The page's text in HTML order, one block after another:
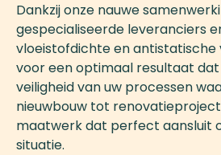
Dankzij onze nauwe
gespecialiseerde leveranciers
vloeistofdichte en antistatische
voor een optimaal resultaat
veiligheid van uw processen
nieuwbouw tot
maatwerk dat perfect aansluit
situatie.